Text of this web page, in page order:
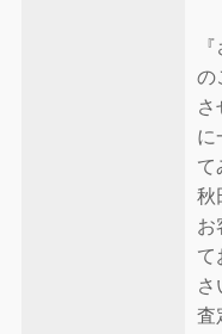
の
さ
に
て
秋
お
て
査